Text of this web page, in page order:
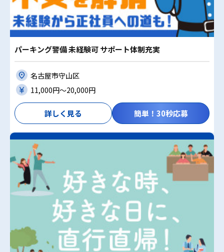
パーキング警備 未経験可 サポート体制充実
名古屋市守山区
11,000円〜20,000円
詳しく見る 簡単！30秒応募